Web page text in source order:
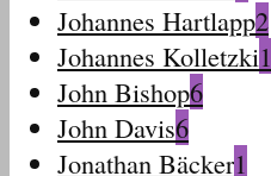
Johannes Hartlapp2
Johannes Kolletzki1
John Bishop6
John Davis6
Jonathan Bäcker1